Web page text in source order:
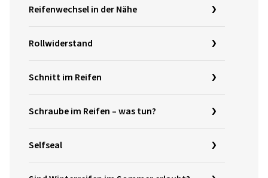
Reifenwechsel in der Nähe
Rollwiderstand
Schnitt im Reifen
Schraube im Reifen – was tun?
Selfseal